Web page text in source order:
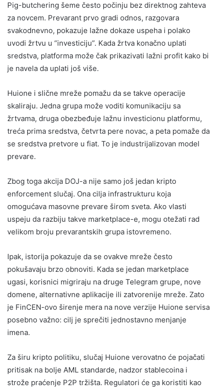
Pig-butchering šeme često počinju bez direktnog zahteva
za novcem. Prevarant prvo gradi odnos, razgovara
svakodnevno, pokazuje lažne dokaze uspeha i polako
uvodi žrtvu u “investiciju”. Kada žrtva konačno uplati
sredstva, platforma može čak prikazivati lažni profit kako bi
je navela da uplati još više.
Huione i slične mreže pomažu da se takve operacije
skaliraju. Jedna grupa može voditi komunikaciju sa
žrtvama, druga obezbeđuje lažnu investicionu platformu,
treća prima sredstva, četvrta pere novac, a peta pomaže da
se sredstva pretvore u fiat. To je industrijalizovan model
prevare.
Zbog toga akcija DOJ-a nije samo još jedan kripto
enforcement slučaj. Ona cilja infrastrukturu koja
omogućava masovne prevare širom sveta. Ako vlasti
uspeju da razbiju takve marketplace-e, mogu otežati rad
velikom broju prevarantskih grupa istovremeno.
Ipak, istorija pokazuje da se ovakve mreže često
pokušavaju brzo obnoviti. Kada se jedan marketplace
ugasi, korisnici migriraju na druge Telegram grupe, nove
domene, alternativne aplikacije ili zatvorenije mreže. Zato
je FinCEN-ovo širenje mera na nove verzije Huione servisa
posebno važno: cilj je sprečiti jednostavno menjanje
imena.
Za širu kripto politiku, slučaj Huione verovatno će pojačati
pritisak na bolje AML standarde, nadzor stablecoina i
strože praćenje P2P tržišta. Regulatori će ga koristiti kao